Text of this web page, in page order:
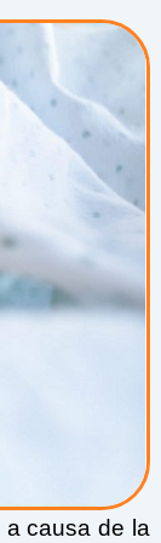
a causa de la